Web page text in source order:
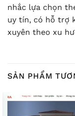
nhắc lựa chọn
uy tín, có hỗ trợ
xuyên theo xu
SẢN PHẨM